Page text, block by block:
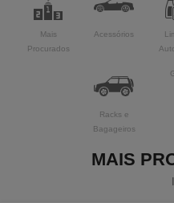
Mais
Procurados
Acessórios
Racks e
Bagageiros
MAIS